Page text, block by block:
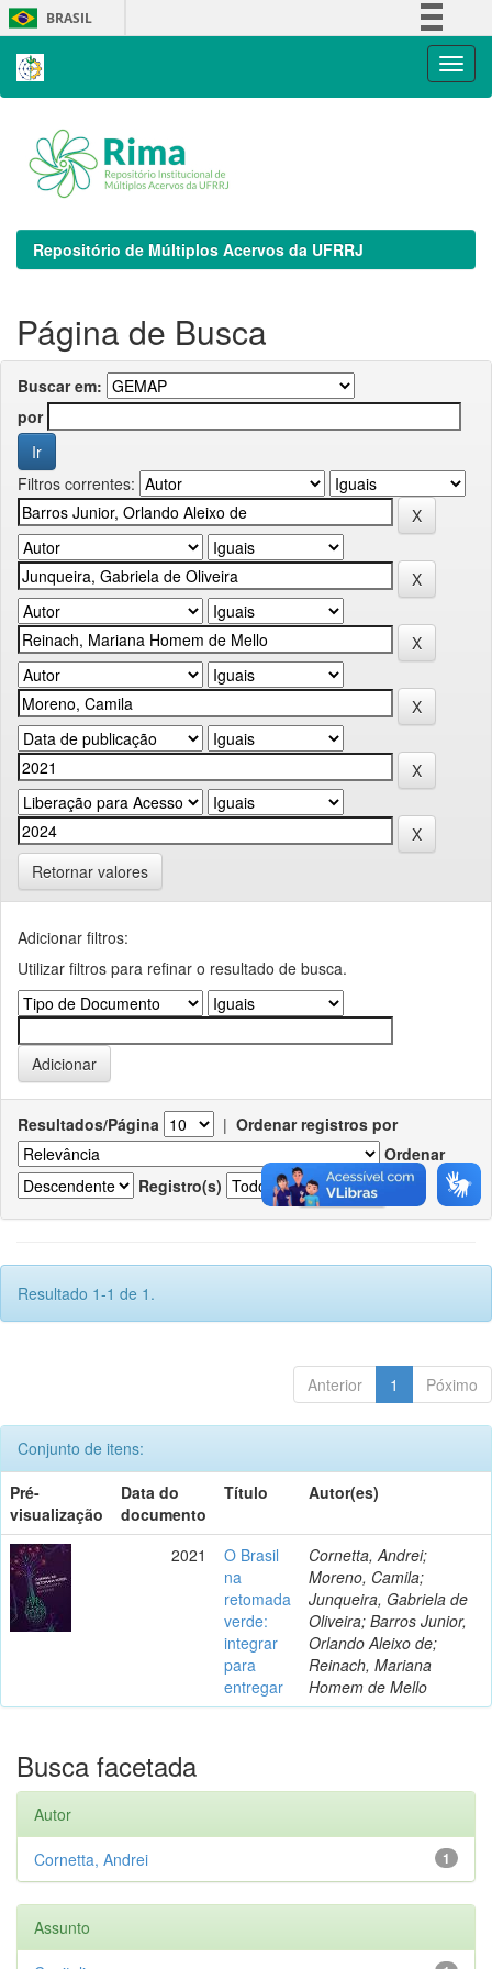
Skip
navigation
BRASIL
Repositório de Múltiplos Acervos da UFRRJ
Página de Busca
Buscar em:
por
Filtros correntes:
Retornar valores
Adicionar filtros:
Utilizar filtros para refinar o resultado de busca.
Resultados/Página | Ordenar registros por
Ordenar
Registro(s)
Resultado 1-1 de 1.
Anterior 1 Póximo
Conjunto de itens:
Pré-
visualização
Data do
documento
Título Autor(es)
2021
O Brasil
na
retomada
verde:
integrar
para
entregar
Cornetta, Andrei;
Moreno, Camila;
Junqueira, Gabriela de
Oliveira; Barros Junior,
Orlando Aleixo de;
Reinach, Mariana
Homem de Mello
Busca facetada
Autor
1
Cornetta, Andrei
Assunto